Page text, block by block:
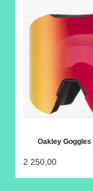
Oakley
2 250,00